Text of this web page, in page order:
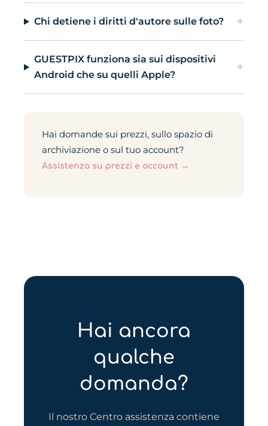
Chi detiene i diritti d'autore sulle foto? +
GUESTPIX funziona sia sui dispositivi
Android che su quelli Apple?
+
Hai domande sui prezzi, sullo spazio di
archiviazione o sul tuo account?
Assistenza su prezzi e account →
Hai ancora
qualche
domanda?
Il nostro Centro assistenza contiene